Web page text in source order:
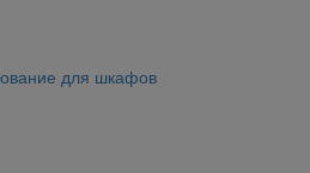
для шкафов